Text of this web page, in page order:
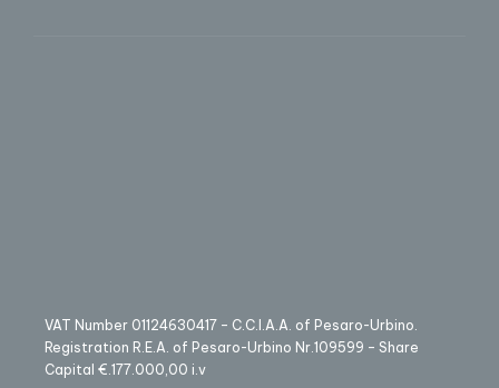
VAT Number 01124630417 – C.C.I.A.A. of Pesaro-Urbino.
Registration R.E.A. of Pesaro-Urbino Nr.109599 – Share
Capital €.177.000,00 i.v